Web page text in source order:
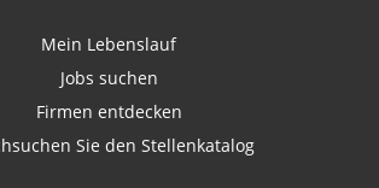
Mein Lebenslauf
Jobs suchen
Firmen entdecken
Sie den Stellenkatalog